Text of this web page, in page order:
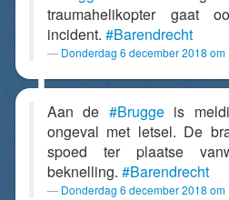
traumahelikopter gaat
incident. #Barendrecht
Donderdag 6 december 2018 om
Aan de #Bruggeis
ongeval met letsel. De
spoed ter plaatse
beknelling. #Barendrecht
Donderdag 6 december 2018 om